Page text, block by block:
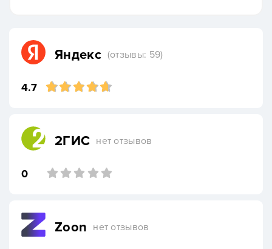
Яндекс (отзывы: 59)
4.7
2ГИС нет отзывов
0
Zoon нет отзывов